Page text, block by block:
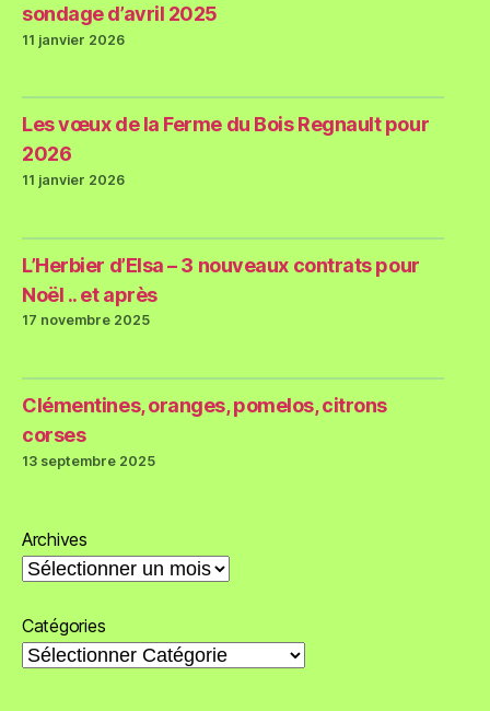
sondage d’avril 2025
11 janvier 2026
Les vœux de la Ferme du Bois Regnault pour
2026
11 janvier 2026
L’Herbier d’Elsa – 3 nouveaux contrats pour
Noël .. et après
17 novembre 2025
Clémentines, oranges, pomelos, citrons
corses
13 septembre 2025
Archives
Catégories